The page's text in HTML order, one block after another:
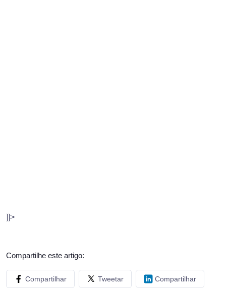
]]>
Compartilhe este artigo:
Compartilhar Tweetar Compartilhar